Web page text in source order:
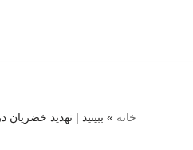
خانه » ببینید | تهدید